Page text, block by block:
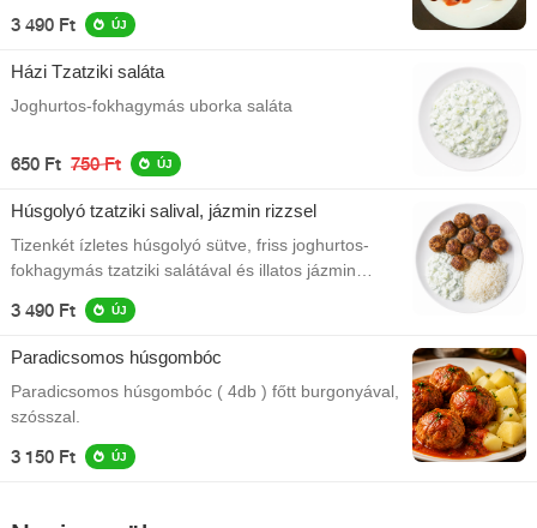
3 490 Ft ÚJ
Házi Tzatziki saláta
Joghurtos-fokhagymás uborka saláta
650 Ft 750 Ft ÚJ
Húsgolyó tzatziki salival, jázmin rizzsel
Tizenkét ízletes húsgolyó sütve, friss joghurtos-
fokhagymás tzatziki salátával és illatos jázmin
rizzsel tálalva.
3 490 Ft ÚJ
Paradicsomos húsgombóc
Paradicsomos húsgombóc ( 4db ) főtt burgonyával,
szósszal.
3 150 Ft ÚJ